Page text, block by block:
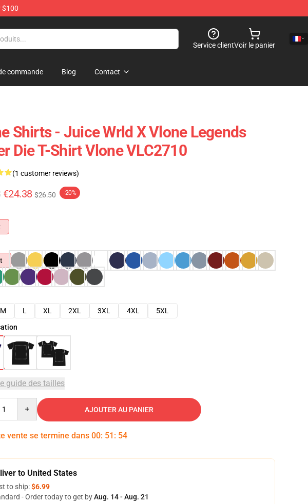
$100
Service clientVoir le panier
commande Blog Contact
Shirts - Juice Wrld X Vlone Legends
Die T-Shirt Vlone VLC2710
(1 customer reviews)
€24.38 $26.50 -20%
M L XL 2XL 3XL 4XL
5XL
guide des tailles
AJOUTER AU PANIER
vente se termine dans 00: 51 : 53
to United States
to ship:$6.99
- Order today to get byAug. 14 - Aug. 21